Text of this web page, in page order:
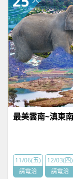
最美雲南~滇東
11/06(五)
請電洽
12/03(四)
請電洽